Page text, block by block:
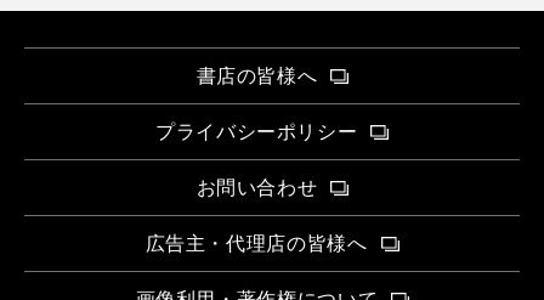
書店の皆様へ
プライバシーポリシー
お問い合わせ
広告主・代理店の皆様へ